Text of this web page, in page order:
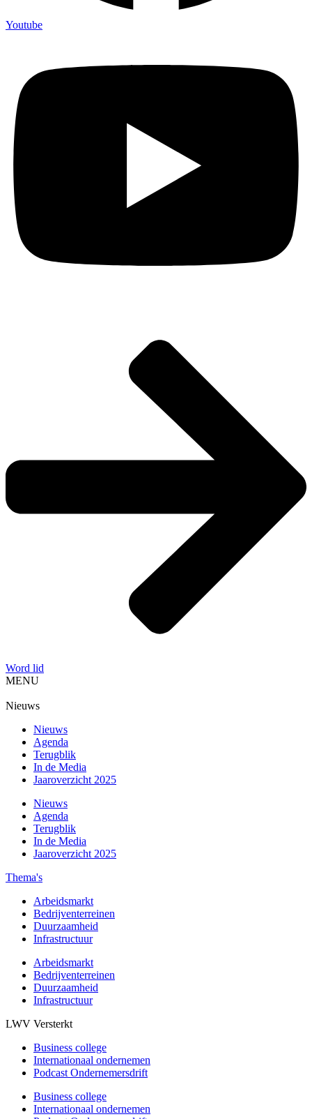
Youtube
Word lid
MENU
Nieuws
Nieuws
Agenda
Terugblik
In de Media
Jaaroverzicht 2025
Nieuws
Agenda
Terugblik
In de Media
Jaaroverzicht 2025
Thema's
Arbeidsmarkt
Bedrijventerreinen
Duurzaamheid
Infrastructuur
Arbeidsmarkt
Bedrijventerreinen
Duurzaamheid
Infrastructuur
LWV Versterkt
Business college
Internationaal ondernemen
Podcast Ondernemersdrift
Business college
Internationaal ondernemen